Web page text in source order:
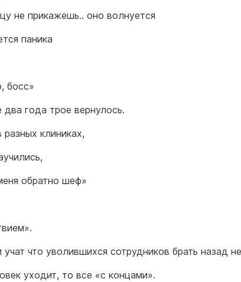
не прикажешь.. оно волнуется
паника
босс»
года трое вернулось.
клиниках,
обратно шеф»
что уволившихся сотрудников брать назад
уходит, то все «с концами».